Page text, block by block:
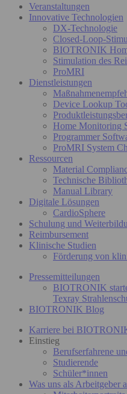
Veranstaltungen
Innovative Technologien
DX-Technologie
Closed-Loop-
BIOTRONIK
Stimulation des
ProMRI
Dienstleistungen
Device Lookup
Home Monitoring
Programmer
ProMRI System
Ressourcen
Material
Technische
Manual Library
Digitale Lösungen
CardioSphere
Schulung und
Reimbursement
Klinische Studien
Förderung von
Pressemitteilungen
BIOTRONIK
Texray
BIOTRONIK Blog
Karriere bei
Einstieg
Berufserfahrene
Studierende
Schüler*innen
Was uns als Arbeitgeber